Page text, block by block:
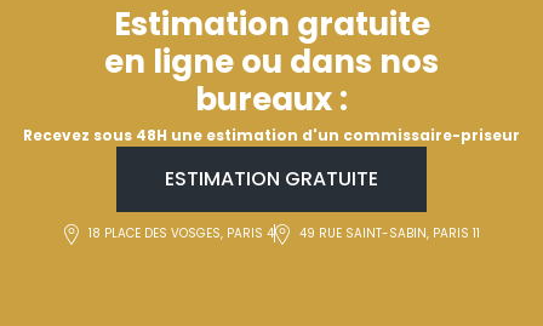
Estimation gratuite
en ligne ou dans nos
bureaux :
Recevez sous 48H une estimation d'un commissaire-priseur
ESTIMATION GRATUITE
18 PLACE DES VOSGES, PARIS 4 49 RUE SAINT-SABIN, PARIS 11